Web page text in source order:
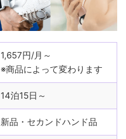
1,657円/月～
※商品によって変わります
14泊15日～
新品・セカンドハンド品